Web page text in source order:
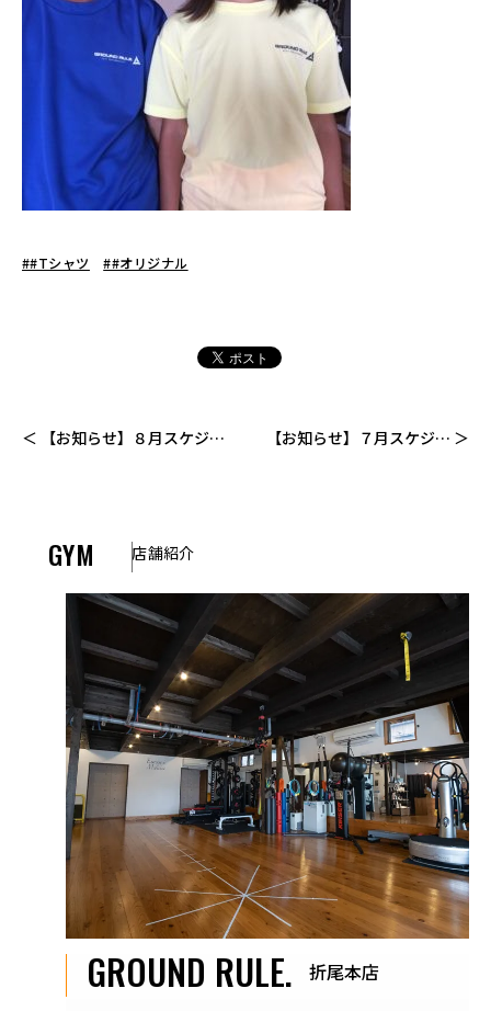
##Tシャツ ##オリジナル
【お知らせ】８月スケジュ
【お知らせ】７月スケジュ
GYM 店舗紹介
GROUND RULE. 折尾本店